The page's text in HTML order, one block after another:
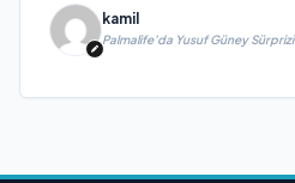
kamil
Palmalife’da Yusuf Güney Sürprizi